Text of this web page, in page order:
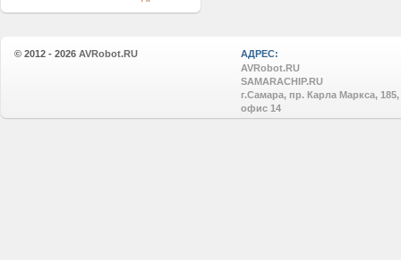
© 2012 - 2026 AVRobot.RU
АДРЕС:
AVRobot.RU
SAMARACHIP.RU
г.Самара, пр. Карла Маркса, 185,
офис 14